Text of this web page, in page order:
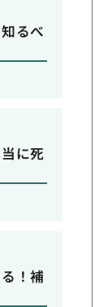
るべ
に死
！補